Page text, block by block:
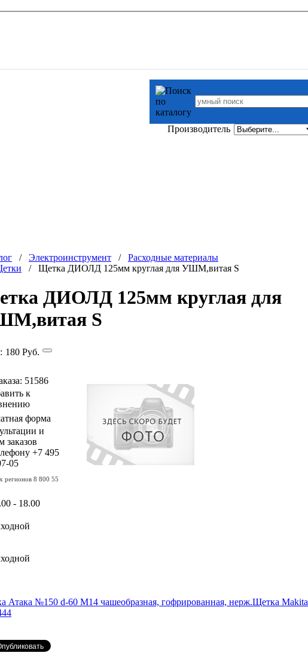
Производитель
/ Электроинструмент / Расходные материалы
/ Щетка ДИОЛД 125мм круглая для УШМ,витая S
ДИОЛД 125мм круглая для
S
180 Руб.
51586
к
форма
и
заказов
+7 495
05
регионов 8 800 55
- 18.00
Атака №150 d-60 М14 чашеобразная, гофрированная, нерж.Щетка Makita